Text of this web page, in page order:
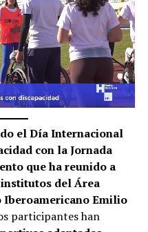
el Día Internacional
con la Jornada
que ha reunido a
del Área
Emilio
participantes han